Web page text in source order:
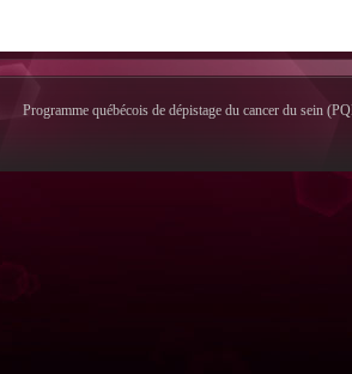
Programme québécois de dépistage du cancer du sein